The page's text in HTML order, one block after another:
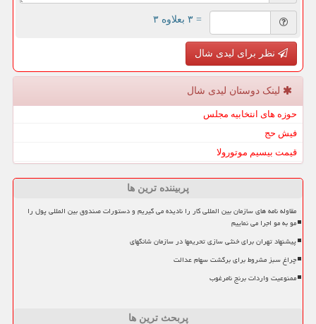
= ۳ بعلاوه ۳
نظر برای لیدی شال
لینک دوستان لیدی شال
حوزه های انتخابیه مجلس
فیش حج
قیمت بیسیم موتورولا
پربیننده ترین ها
مقاوله نامه های سازمان بین المللی کار را نادیده می گیریم و دستورات صندوق بین المللی پول را
مو به مو اجرا می نماییم
پیشنهاد تهران برای خنثی سازی تحریمها در سازمان شانگهای
چراغ سبز مشروط برای برگشت سهام عدالت
ممنوعیت واردات برنج نامرغوب
پربحث ترین ها